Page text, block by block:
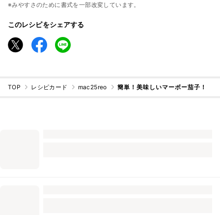
※みやすさのために書式を一部改変しています。
このレシピをシェアする
TOP レシピカード mac25reo 簡単！美味しいマーボー茄子！